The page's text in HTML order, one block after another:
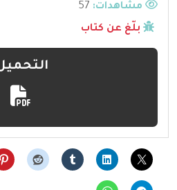
مشاهدات:
بلّغ عن كتاب